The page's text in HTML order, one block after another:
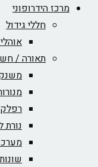
מרכז הידרופוני
חללי גידול
תאורה /
נורת
שונות